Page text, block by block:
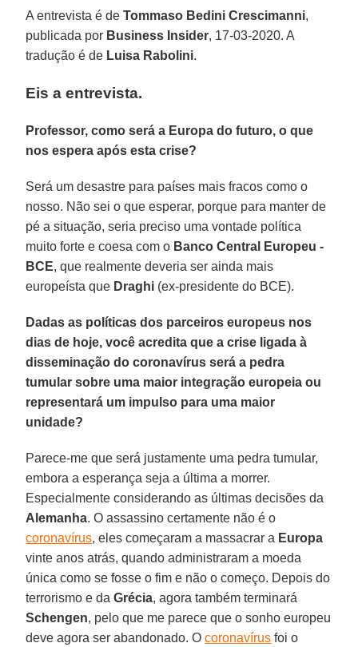
A entrevista é deTommaso Bedini Crescimanni,
publicada por Business Insider, 17-03-2020. A
tradução é de Luisa Rabolini.
Eis a entrevista.
Professor, como será a Europa do futuro, o que
nos espera após esta crise?
Será um desastre para países mais fracos como o
nosso. Não sei o que esperar, porque para manter de
pé a situação, seria preciso uma vontade política
muito forte e coesa com o Banco Central Europeu -
BCE, que realmente deveria ser ainda mais
europeísta que Draghi (ex-presidente do BCE).
Dadas as políticas dos parceiros europeus nos
dias de hoje, você acredita que a crise ligada à
disseminação do coronavírus será a pedra
tumular sobre uma maior integração europeia ou
representará um impulso para uma maior
unidade?
Parece-me que será justamente uma pedra tumular,
embora a esperança seja a última a morrer.
Especialmente considerando as últimas decisões da
Alemanha. O assassino certamente não é o
coronavírus, eles começaram a massacrar a Europa
vinte anos atrás, quando administraram a moeda
única como se fosse o fim e não o começo. Depois do
terrorismo e daGrécia, agora também terminará
Schengen, pelo que me parece que o sonho europeu
deve agora ser abandonado. Ocoronavírus foi o